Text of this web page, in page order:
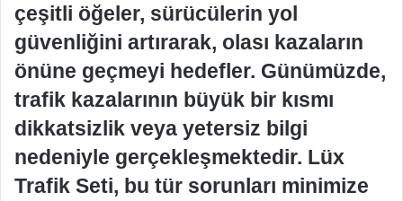
çeşitli öğeler, sürücülerin yol
güvenliğini artırarak, olası kazaların
önüne geçmeyi hedefler. Günümüzde,
trafik kazalarının büyük bir kısmı
dikkatsizlik veya yetersiz bilgi
nedeniyle gerçekleşmektedir. Lüx
Trafik Seti, bu tür sorunları minimize